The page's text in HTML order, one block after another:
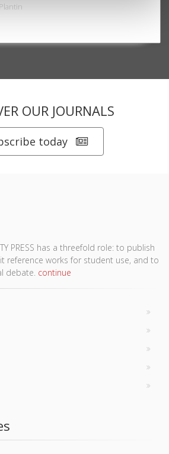
OUR JOURNALS
today
PRESS has a threefold role: to publish
reference works for student use, and to
debate. continue